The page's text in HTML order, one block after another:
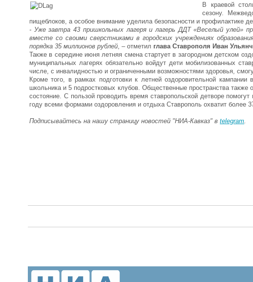
В краевой
сезону.
пищеблоков, а особое внимание уделила безопасности и профилактике
- Уже завтра 43 пришкольных лагеря и лагерь ДДТ «Веселый улей»
вместе со своими сверстниками в городских учреждениях
порядка 35 миллионов рублей , – отметил глава Ставрополя Иван
Также в середине июня летняя смена стартует в загородном детском
муниципальных лагерях обязательно войдут дети мобилизованных
числе, с инвалидностью и ограниченными возможностями здоровья,
Кроме того, в рамках подготовки к летней оздоровительной
школьника и 5 подростковых клубов. Общественные пространства также
состояние. С пользой проводить время ставропольской детворе
году всеми формами оздоровления и отдыха Ставрополь охватит более
Подписывайтесь на нашу страницу новостей "НИА-Кавказ" в telegram